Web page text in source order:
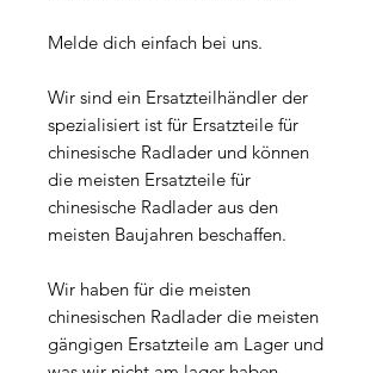
Melde dich einfach bei uns.
Wir sind ein Ersatzteilhändler der
spezialisiert ist für Ersatzteile für
chinesische Radlader und können
die meisten Ersatzteile für
chinesische Radlader aus den
meisten Baujahren beschaffen.
Wir haben für die meisten
chinesischen Radlader die meisten
gängigen Ersatzteile am Lager und